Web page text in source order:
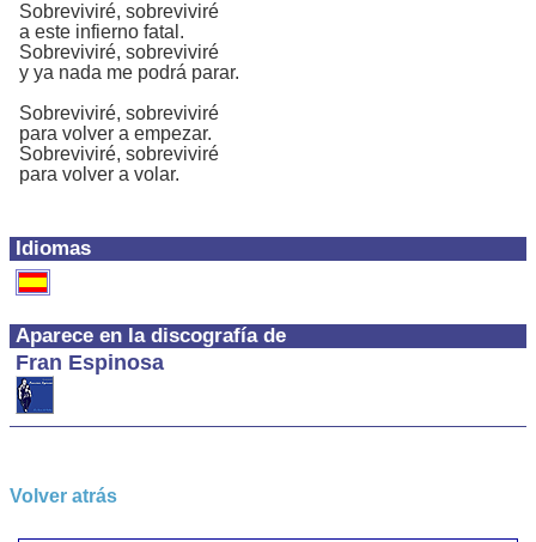
Idiomas
Aparece en la discografía de
Fran Espinosa
Sobreviviré, sobreviviré
a este infierno fatal.
Sobreviviré, sobreviviré
y ya nada me podrá parar.
Sobreviviré, sobreviviré
para volver a empezar.
Sobreviviré, sobreviviré
para volver a volar.
Volver atrás